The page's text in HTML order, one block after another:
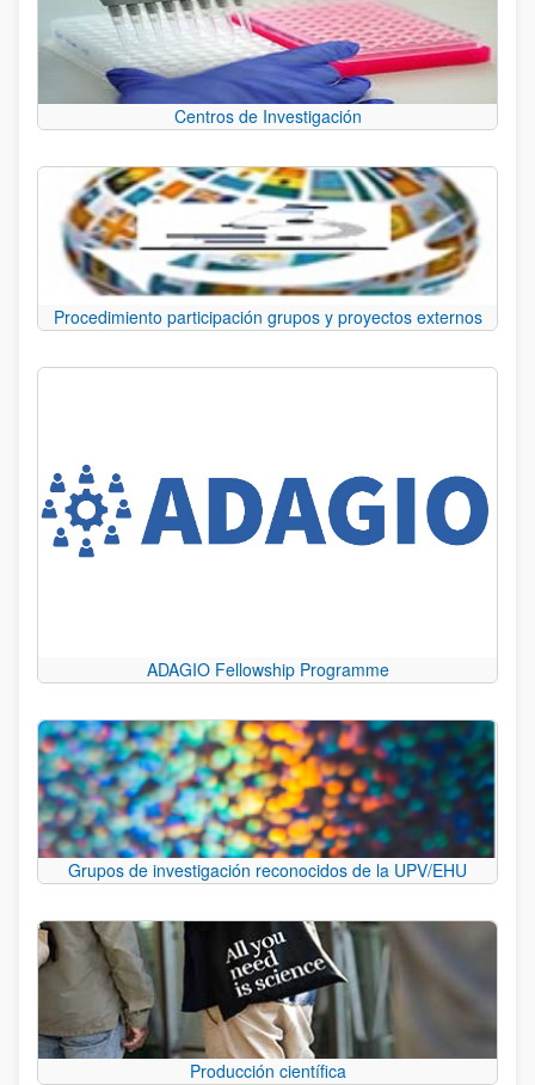
Centros de Investigación
Procedimiento participación grupos y proyectos externos
ADAGIO Fellowship Programme
Grupos de investigación reconocidos de la UPV/EHU
Producción científica